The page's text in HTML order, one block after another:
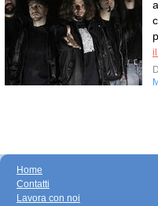
Home
Contatti
Lavora con noi